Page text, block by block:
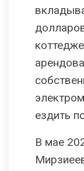
ездить
В мае